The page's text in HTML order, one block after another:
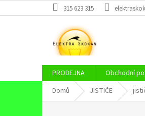
na
315 623 315
PRODEJNA Obchodní
Domů
JISTIČE